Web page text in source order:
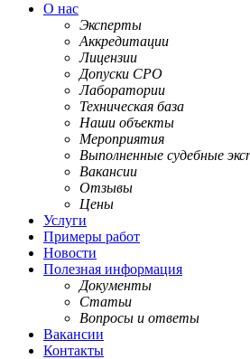
О нас
Эксперты
Аккредитации
Лицензии
Допуски СРО
Лаборатории
Техническая база
Наши объекты
Мероприятия
Выполненные судебные
Вакансии
Отзывы
Цены
Услуги
Примеры работ
Новости
Полезная информация
Документы
Статьи
Вопросы и ответы
Вакансии
Контакты